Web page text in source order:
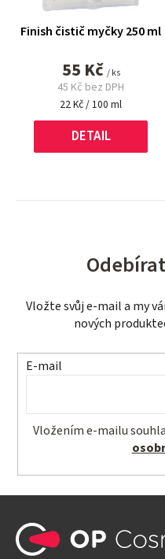
Finish čistič myčky 250 ml
55 Kč / ks
45 Kč bez DPH
Měrná
22 Kč / 100 ml
DETAIL
Vložte svůj e-mail a my
nových
E-mail
Vložením e-mailu